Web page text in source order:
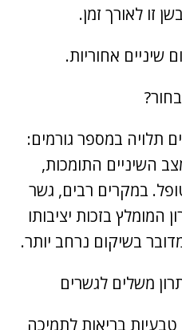
זו לאורך זמן.
שיניים אחוריות.
תלויה במספר גורמים:
השיניים התומכות,
במקרים רבים, גשר
בזכות יציבותו
בשיקום נרחב יותר.
משלים לגשרים
בריאות לתמיכה